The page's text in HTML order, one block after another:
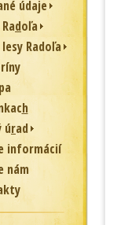
údaje
doľa
Radoľa
h
úrad
informácií
nám